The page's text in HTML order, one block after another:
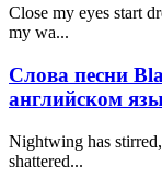
Close my eyes start
my wa...
Слова песни
английском
Nightwing has
shattered...